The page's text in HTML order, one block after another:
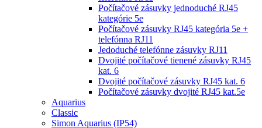
Počítačové zásuvky jednoduché RJ45
kategórie 5e
Počítačové zásuvky RJ45 kategória 5e +
telefónna RJ11
Jedoduché telefónne zásuvky RJ11
Dvojité počítačové tienené zásuvky RJ45
kat. 6
Dvojité počítačové zásuvky RJ45 kat. 6
Počítačové zásuvky dvojité RJ45 kat.5e
Aquarius
Classic
Simon Aquarius (IP54)